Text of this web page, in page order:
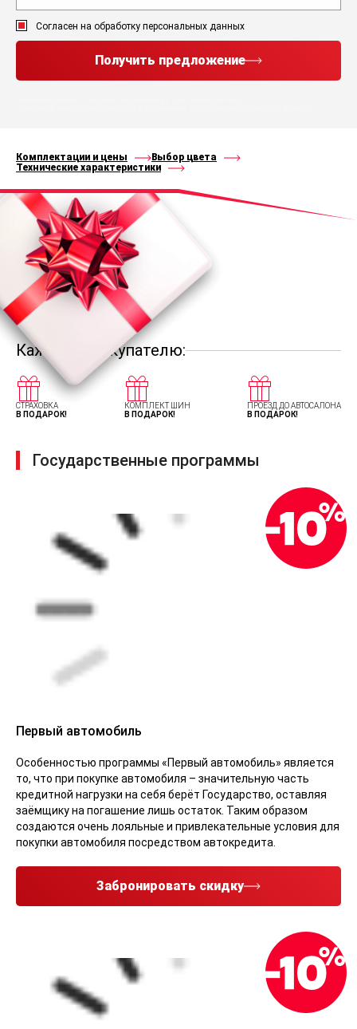
Согласен на обработку персональных данных
Получить предложение
Комплектации и цены
Выбор цвета
Технические характеристики
Каждому покупателю:
СТРАХОВКА
В ПОДАРОК!
КОМПЛЕКТ ШИН
В ПОДАРОК!
ПРОЕЗД ДО АВТОСАЛОНА
В ПОДАРОК!
Государственные программы
Первый автомобиль
Особенностью программы «Первый автомобиль» является
то, что при покупке автомобиля – значительную часть
кредитной нагрузки на себя берёт Государство, оставляя
заёмщику на погашение лишь остаток. Таким образом
создаются очень лояльные и привлекательные условия для
покупки автомобиля посредством автокредита.
Забронировать скидку